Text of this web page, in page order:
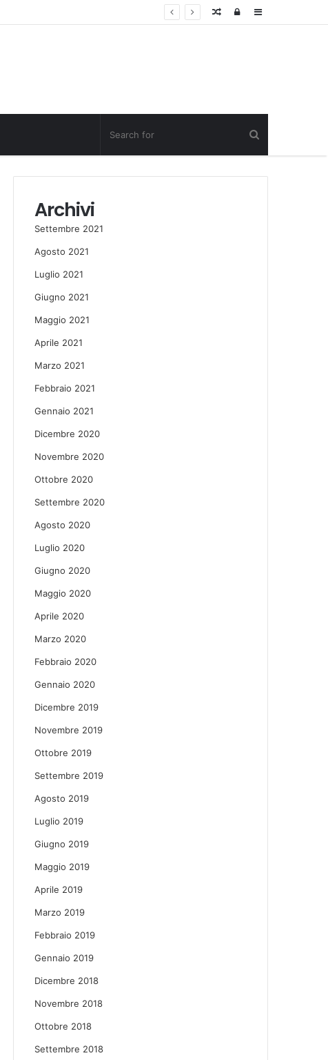
Sidebar
Log
Random
Archivi
Settembre 2021
Agosto 2021
Luglio 2021
Giugno 2021
Maggio 2021
Aprile 2021
Marzo 2021
Febbraio 2021
Gennaio 2021
Dicembre 2020
Novembre 2020
Ottobre 2020
Settembre 2020
Agosto 2020
Luglio 2020
Giugno 2020
Maggio 2020
Aprile 2020
Marzo 2020
Febbraio 2020
Gennaio 2020
Dicembre 2019
Novembre 2019
Ottobre 2019
Settembre 2019
Agosto 2019
Luglio 2019
Giugno 2019
Maggio 2019
Aprile 2019
Marzo 2019
Febbraio 2019
Gennaio 2019
Dicembre 2018
Novembre 2018
Ottobre 2018
Settembre 2018